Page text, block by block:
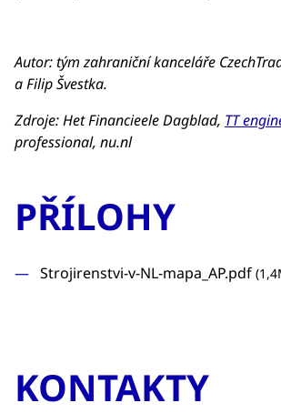
Autor: tým zahraniční kanceláře
aFilip Švestka.
Zdroje: Het Financieele Dagblad, TT
professional, nu.nl
PŘÍLOHY
Strojirenstvi-v-NL-mapa_AP.pdf
KONTAKTY